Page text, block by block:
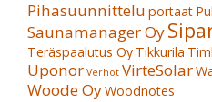
Pihasuunnittelu portaat
Saunamanager Oy
Teräspaalutus Oy Tikkurila
Uponor Verhot VirteSolar
Woode OyWoodnotes